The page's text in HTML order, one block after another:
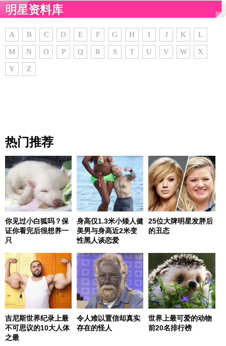
明星资料库
A B C D E F G H I J K L
M N O P Q R S T U V W X
Y Z
热门推荐
你见过小白狐吗？保
证你看完后很想养一
只
身高仅1.3米小矮人健
美男与身高近2米变
性黑人谈恋爱
25位大牌明星发胖后
的丑态
吉尼斯世界纪录上最
不可思议的10大人体
之最
令人难以置信却真实
存在的怪人
世界上最可爱的动物
前20名排行榜